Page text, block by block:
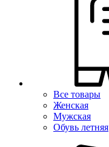
Все товары
Женская
Мужская
Обувь летняя